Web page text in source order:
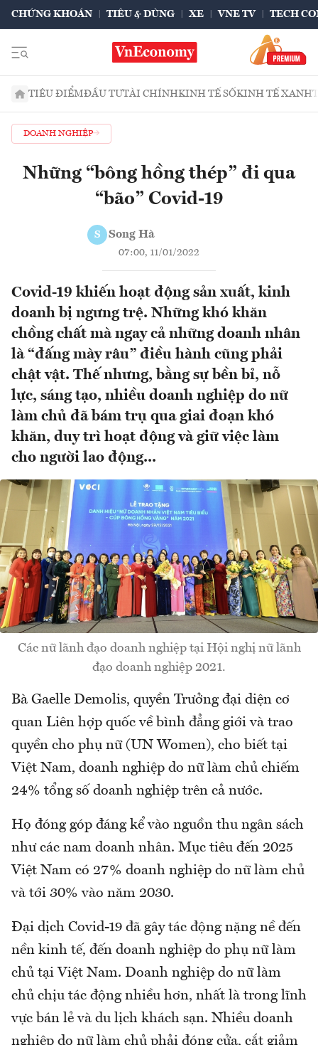
CHỨNG KHOÁN TIÊU & DÙNG XE VNE TV TECH
TIÊU ĐIỂMĐẦU TƯTÀI CHÍNHKINH TẾ SỐKINH TẾ XANH
DOANH NGHIỆP
Những “bông hồng thép” đi qua
“bão” Covid-19
S Song Hà
07:00, 11/01/2022
Covid-19 khiến hoạt động sản xuất, kinh
doanh bị ngưng trệ. Những khó khăn
chồng chất mà ngay cả những doanh nhân
là “đấng mày râu” điều hành cũng phải
chật vật. Thế nhưng, bằng sự bền bỉ, nỗ
lực, sáng tạo, nhiều doanh nghiệp do nữ
làm chủ đã bám trụ qua giai đoạn khó
khăn, duy trì hoạt động và giữ việc làm
cho người lao động...
Các nữ lãnh đạo doanh nghiệp tại Hội nghị nữ lãnh
đạo doanh nghiệp 2021.
Bà Gaelle Demolis, quyền Trưởng đại diện cơ
quan Liên hợp quốc về bình đẳng giới và trao
quyền cho phụ nữ (UN Women), cho biết tại
Việt Nam, doanh nghiệp do nữ làm chủ chiếm
24% tổng số doanh nghiệp trên cả nước.
Họ đóng góp đáng kể vào nguồn thu ngân sách
như các nam doanh nhân. Mục tiêu đến 2025
Việt Nam có 27% doanh nghiệp do nữ làm chủ
và tới 30% vào năm 2030.
Đại dịch Covid-19 đã gây tác động nặng nề đến
nền kinh tế, đến doanh nghiệp do phụ nữ làm
chủ tại Việt Nam. Doanh nghiệp do nữ làm
chủ chịu tác động nhiều hơn, nhất là trong lĩnh
vực bán lẻ và du lịch khách sạn. Nhiều doanh
nghiệp do nữ làm chủ phải đóng cửa, cắt giảm